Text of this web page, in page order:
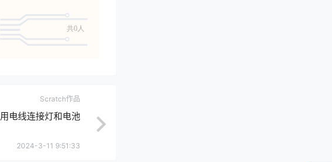
共0人
Scratch作品
用电线连接灯和电池
2024-3-11 9:51:33